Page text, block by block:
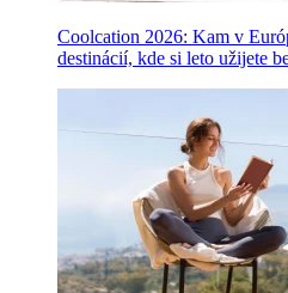
Coolcation 2026: Kam v
destinácií, kde si leto užijete